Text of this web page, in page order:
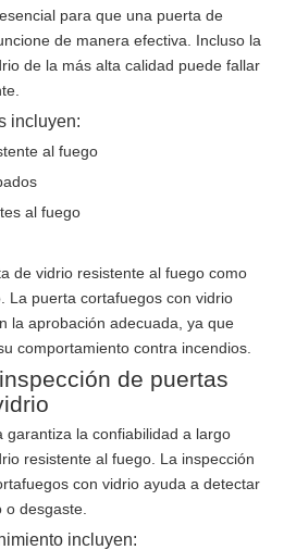
para que una puerta de
de manera efectiva. Incluso la
de la más alta calidad puede fallar
incluyen:
al fuego
al fuego
de vidrio resistente al fuego como
La puerta cortafuegos con vidrio
la aprobación adecuada, ya que
comportamiento contra incendios.
de puertas
garantiza la confiabilidad a largo
resistente al fuego. La inspección
con vidrio ayuda a detectar
desgaste.
incluyen: